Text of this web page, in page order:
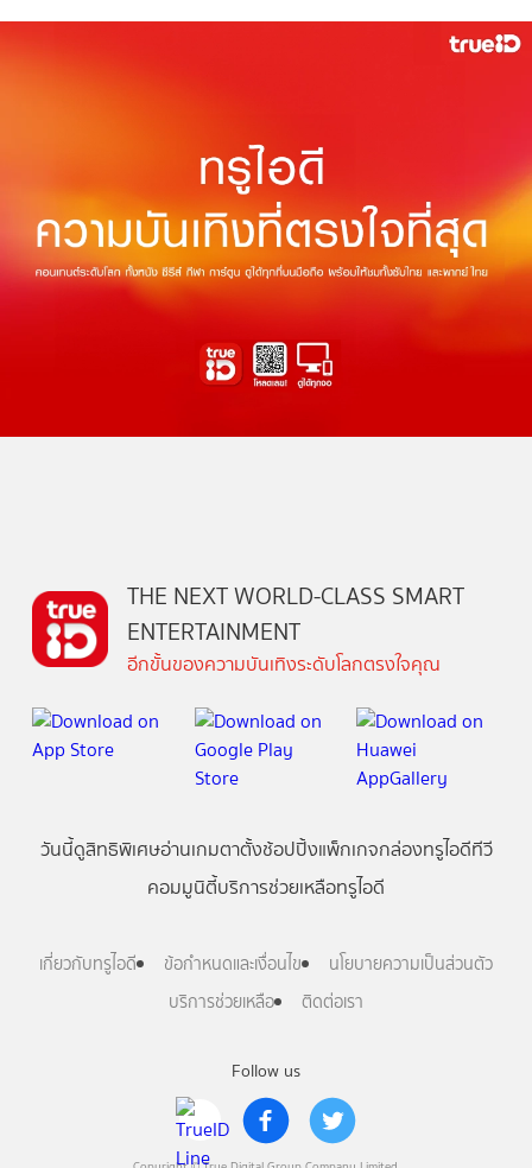
Follow us
THE NEXT WORLD-CLASS SMART
ENTERTAINMENT
อีกขั้นของความบันเทิงระดับโลกตรงใจคุณ
วันนี้ดูสิทธิพิเศษอ่านเกมตาตั้งช้อปปิ้งแพ็กเกจกล่องทรูไอดีทีวี
คอมมูนิตี้บริการช่วยเหลือทรูไอดี
เกี่ยวกับทรูไอดี ข้อกำหนดและเงื่อนไข
นโยบายความเป็นส่วนตัว
บริการช่วยเหลือ
ติดต่อเรา